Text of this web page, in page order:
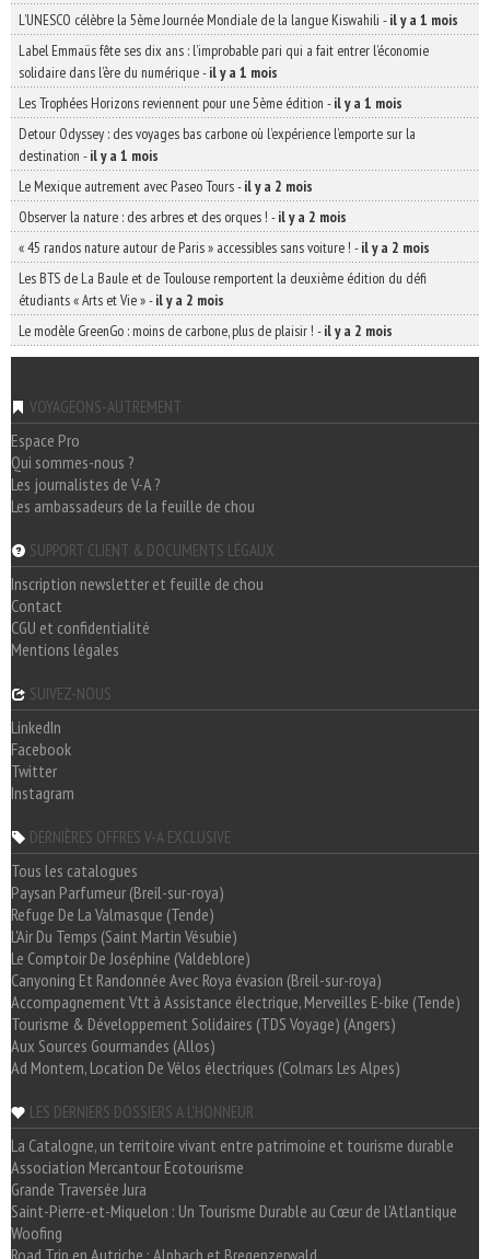
L’UNESCO célèbre la 5ème Journée Mondiale de la langue Kiswahili -il y a 1 mois
Label Emmaüs fête ses dix ans : l’improbable pari qui a fait entrer l’économie
solidaire dans l’ère du numérique-il y a 1 mois
Les Trophées Horizons reviennent pour une 5ème édition -il y a 1 mois
Detour Odyssey : des voyages bas carbone où l’expérience l’emporte sur la
destination -il y a 1 mois
Le Mexique autrement avec Paseo Tours-il y a 2 mois
Observer la nature : des arbres et des orques ! -il y a 2 mois
« 45 randos nature autour de Paris » accessibles sans voiture ! -il y a 2 mois
Les BTS de La Baule et de Toulouse remportent la deuxième édition du défi
étudiants « Arts et Vie »-il y a 2 mois
Le modèle GreenGo : moins de carbone, plus de plaisir ! -il y a 2 mois
VOYAGEONS-AUTREMENT
Espace Pro
Qui sommes-nous ?
Les journalistes de V-A ?
Les ambassadeurs de la feuille de chou
SUPPORT CLIENT & DOCUMENTS LÉGAUX
Inscription newsletter et feuille de chou
Contact
CGU et confidentialité
Mentions légales
SUIVEZ-NOUS
LinkedIn
Facebook
Twitter
Instagram
DERNIÈRES OFFRES V-A EXCLUSIVE
Tous les catalogues
Paysan Parfumeur (Breil-sur-roya)
Refuge De La Valmasque (Tende)
L'Air Du Temps (Saint Martin Vésubie)
Le Comptoir De Joséphine (Valdeblore)
Canyoning Et Randonnée Avec Roya évasion (Breil-sur-roya)
Accompagnement Vtt à Assistance électrique, Merveilles E-bike (Tende)
Tourisme & Développement Solidaires (TDS Voyage) (Angers)
Aux Sources Gourmandes (Allos)
Ad Montem, Location De Vélos électriques (Colmars Les Alpes)
LES DERNIERS DOSSIERS A L'HONNEUR
La Catalogne, un territoire vivant entre patrimoine et tourisme durable
Association Mercantour Ecotourisme
Grande Traversée Jura
Saint-Pierre-et-Miquelon : Un Tourisme Durable au Cœur de l'Atlantique
Woofing
Road Trip en Autriche : Alpbach et Bregenzerwald